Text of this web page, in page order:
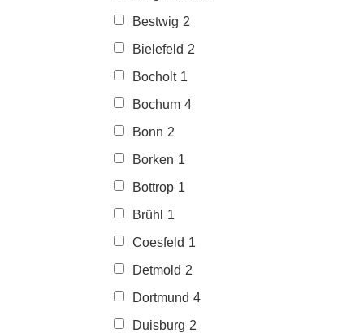
Bestwig 2
Bielefeld 2
Bocholt 1
Bochum 4
Bonn 2
Borken 1
Bottrop 1
Brühl
1
Coesfeld 1
Detmold 2
Dortmund 4
Duisburg 2